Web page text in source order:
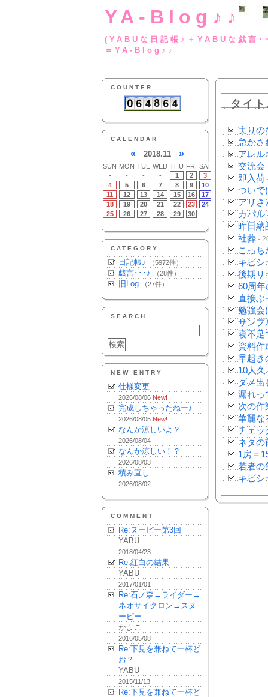
YA-Blog♪♪
(YABUな日記帳♪
＝YA-Blog♪♪
COUNTER
CALENDAR
« 2018.11 »
SUN MON TUE WED THU FRI SAT
-
- - - 1 2
3
4
5 6 7 8 9
10
11
12 13 14 15 16
17
18
19 20 21 22 23
24
25
26 27 28 29 30
-
-
- - - - - -
CATEGORY
日記帳♪ （5972件）
戯言･･･♪ （28件）
旧Log （27件）
SEARCH
NEW ENTRY
仕様変更
2026/08/06 New!
完成しちゃったねー♪
2026/08/05 New!
なんか涼しいよ？
2026/08/04
なんか涼しい！？
2026/08/03
積み直し
2026/08/02
COMMENT
Re:ヌーピー第3回
YABU
2018/04/23
Re:紅白の結果
YABU
2017/01/01
Re:石ノ森→ライダー→
ネオサイクロン→スヌ
ーピー
かよこ
2016/05/08
Re:下見を兼ねて一杯ど
お？
YABU
2015/11/13
Re:下見を兼ねて一杯ど
タイ
実りの
急かさ
アレル
交流会
即入荷
ついで
アリさ
カパル
昨日納
社葬 -
こっち
キビシ
後期リ
60周年
直接ぶ
勉強会
サンプ
寝不足
資料作
早起き
10人久
ダメ出
漏れっ
次の作
華麗な
チェッ
ネタの
1房＝
若者の
キビシ